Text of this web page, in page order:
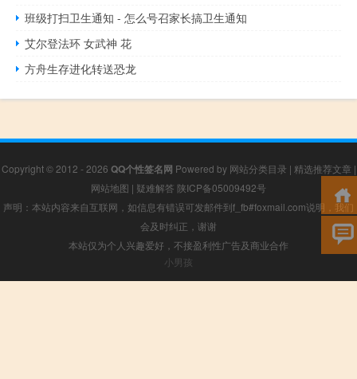
班级打扫卫生通知 - 怎么号召家长搞卫生通知
艾尔登法环 女武神 花
方舟生存进化转送恐龙
Copyright © 2012 - 2026 QQ个性签名网 Powered by 网站分类目录 | 精选推荐文章 |
网站地图 | 疑难解答 陕ICP备05009492号
声明：本站内容来自互联网，如信息有错误可发邮件到f_fb#foxmail.com说明，我们
会及时纠正，谢谢
本站仅为个人兴趣爱好，不接盈利性广告及商业合作
小男孩